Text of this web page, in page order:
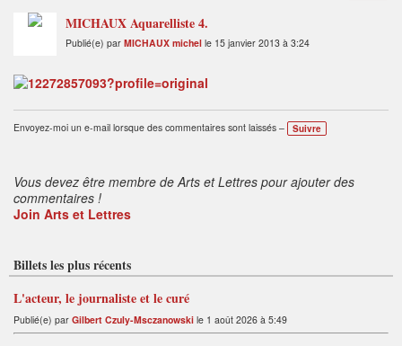
MICHAUX Aquarelliste 4.
Publié(e) par MICHAUX michel le 15 janvier 2013 à 3:24
Envoyez-moi un e-mail lorsque des commentaires sont laissés – Suivre
Vous devez être membre de Arts et Lettres pour ajouter des
commentaires !
Join Arts et Lettres
Billets les plus récents
L'acteur, le journaliste et le curé
Publié(e) par Gilbert Czuly-Msczanowski le 1 août 2026 à 5:49